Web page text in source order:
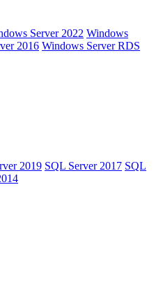
Server 2022 Windows
2016 Windows Server RDS
2019 SQL Server 2017 SQL